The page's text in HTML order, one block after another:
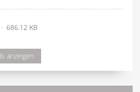
686.12 KB
anzeigen